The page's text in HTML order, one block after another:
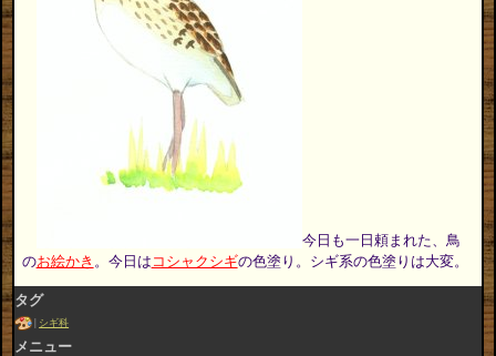
今日も一日頼まれた、鳥
のお絵かき 。今日は コシャクシギの色塗り。シギ系の色塗りは大変。
タグ
シギ科
メニュー